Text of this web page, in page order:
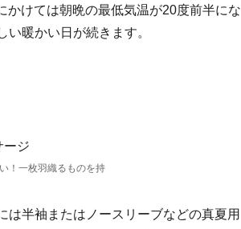
けては朝晩の最低気温が20度前半にな
暖かい日が続きます。
！一枚羽織るものを持
半袖またはノースリーブなどの真夏用